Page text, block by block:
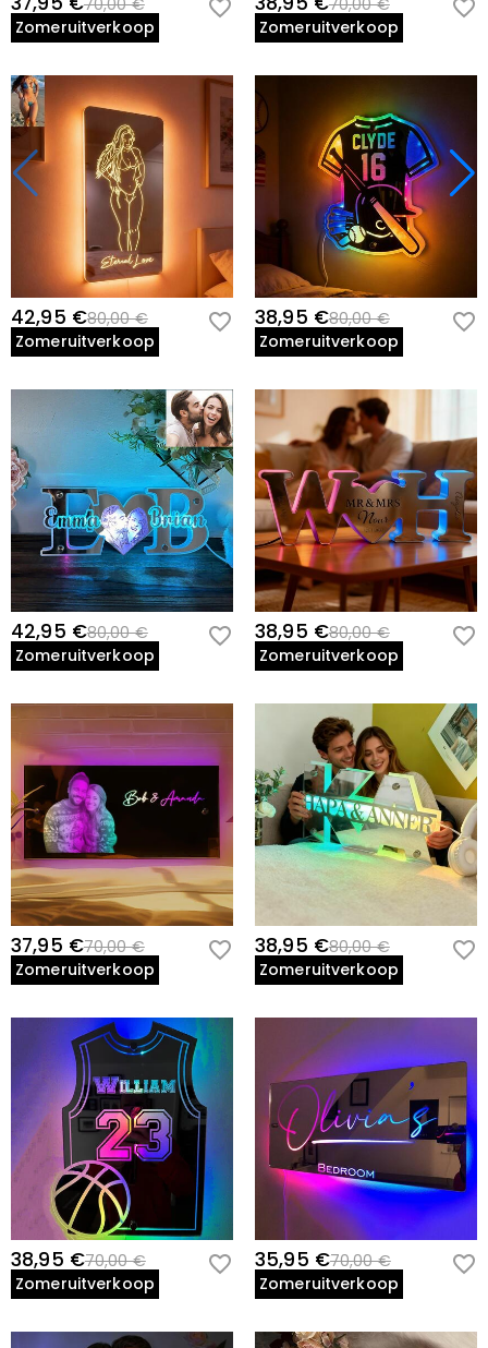
70,00 €
Zomeruitverkoop
70,00 €
Zomeruitverkoop
42,95 €80,00 €
Zomeruitverkoop
38,95 €80,00 €
Zomeruitverkoop
42,95 €80,00 €
Zomeruitverkoop
38,95 €80,00 €
Zomeruitverkoop
37,95 €70,00 €
Zomeruitverkoop
38,95 €80,00 €
Zomeruitverkoop
38,95 €70,00 €
Zomeruitverkoop
35,95 €70,00 €
Zomeruitverkoop